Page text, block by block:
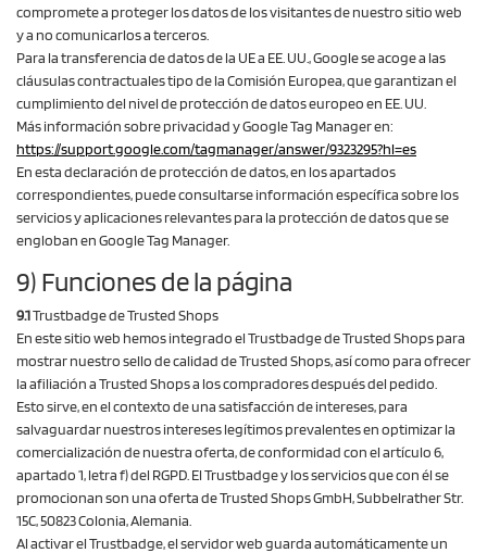
compromete a proteger los datos de los visitantes de nuestro sitio web
y a no comunicarlos a terceros.
Para la transferencia de datos de la UE a EE. UU., Google se acoge a las
cláusulas contractuales tipo de la Comisión Europea, que garantizan el
cumplimiento del nivel de protección de datos europeo en EE. UU.
Más información sobre privacidad y Google Tag Manager en:
https://support.google.com/tagmanager/answer/9323295?hl=es
En esta declaración de protección de datos, en los apartados
correspondientes, puede consultarse información específica sobre los
servicios y aplicaciones relevantes para la protección de datos que se
engloban en Google Tag Manager.
9) Funciones de la página
9.1Trustbadge de Trusted Shops
En este sitio web hemos integrado el Trustbadge de Trusted Shops para
mostrar nuestro sello de calidad de Trusted Shops, así como para ofrecer
la afiliación a Trusted Shops a los compradores después del pedido.
Esto sirve, en el contexto de una satisfacción de intereses, para
salvaguardar nuestros intereses legítimos prevalentes en optimizar la
comercialización de nuestra oferta, de conformidad con el artículo 6,
apartado 1, letra f) del RGPD. El Trustbadge y los servicios que con él se
promocionan son una oferta de Trusted Shops GmbH, Subbelrather Str.
15C, 50823 Colonia, Alemania.
Al activar el Trustbadge, el servidor web guarda automáticamente un